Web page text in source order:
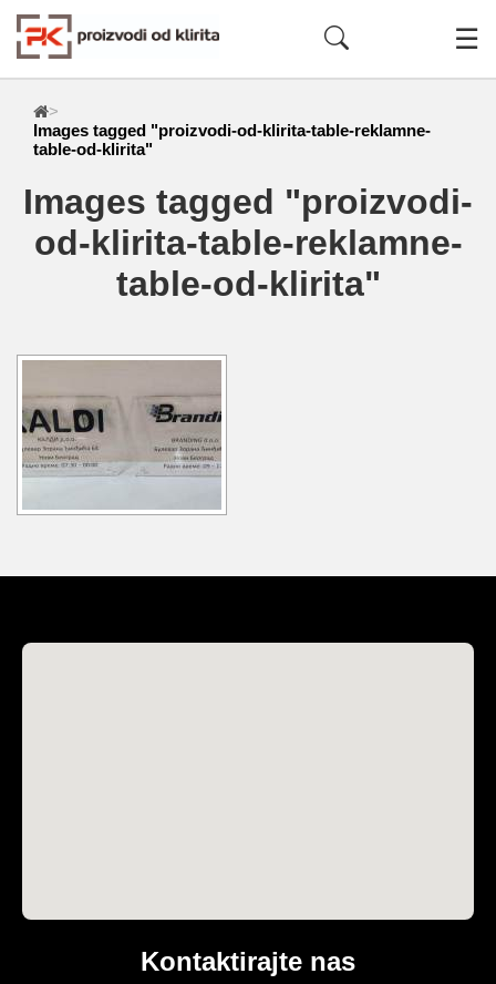
☰
>
Images tagged "proizvodi-od-klirita-table-reklamne-
table-od-klirita"
Images tagged "proizvodi-
od-klirita-table-reklamne-
table-od-klirita"
Kontaktirajte nas